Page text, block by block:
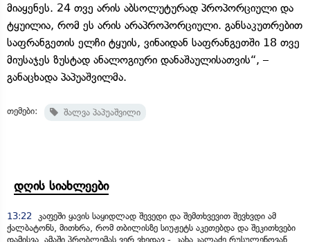
მიაყენეს. 24 თვე არის აბსოლუტურად პროპორციული და
ტყუილია, რომ ეს არის არაპროპორციული. განსაკუთრებით
საფრანგეთის ელჩი ტყუის, ვინაიდან საფრანგეთში 18 თვე
მიუსაჯეს ზუსტად ანალოგიური დანაშაულისათვის“, –
განაცხადა პაპუაშვილმა.
თემები: შალვა პაპუაშვილი
დღის სიახლეები
13:22
კაფეში ყავის საყიდლად შევედი და შემთხვევით შევხვდი ამ
ქალბატონს, მითხრა, რომ თბილისზე სიუჟეტს აკეთებდა და შეკითხვები
დამისვა, ამაში პრობლემას ვერ ვხედავ - კახა კალაძე რუსულენოვან